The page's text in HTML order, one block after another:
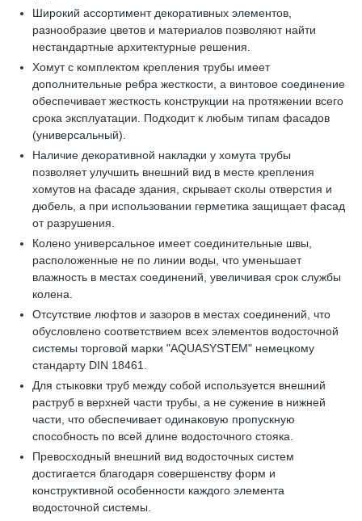
Широкий ассортимент декоративных элементов,
разнообразие цветов и материалов позволяют найти
нестандартные архитектурные решения.
Хомут с комплектом крепления трубы имеет
дополнительные ребра жесткости, а винтовое соединение
обеспечивает жесткость конструкции на протяжении всего
срока эксплуатации. Подходит к любым типам фасадов
(универсальный).
Наличие декоративной накладки у хомута трубы
позволяет улучшить внешний вид в месте крепления
хомутов на фасаде здания, скрывает сколы отверстия и
дюбель, а при использовании герметика защищает фасад
от разрушения.
Колено универсальное имеет соединительные швы,
расположенные не по линии воды, что уменьшает
влажность в местах соединений, увеличивая срок службы
колена.
Отсутствие люфтов и зазоров в местах соединений, что
обусловлено соответствием всех элементов водосточной
системы торговой марки "AQUASYSTEM" немецкому
стандарту DIN 18461.
Для стыковки труб между собой используется внешний
раструб в верхней части трубы, а не сужение в нижней
части, что обеспечивает одинаковую пропускную
способность по всей длине водосточного стояка.
Превосходный внешний вид водосточных систем
достигается благодаря совершенству форм и
конструктивной особенности каждого элемента
водосточной системы.